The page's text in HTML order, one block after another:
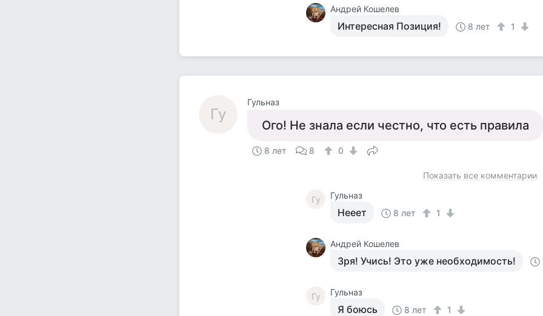
Андрей Кошелев
Интересная Позиция! 8 лет 1
Гу
Гульназ
Ого! Не знала если честно, что есть правила
8 лет 8 0
Показать все комментарии
Гу Гульназ
Нееет 8 лет 1
Андрей Кошелев
Зря! Учись! Это уже необходимость!
Гу Гульназ
Я боюсь 8 лет 1